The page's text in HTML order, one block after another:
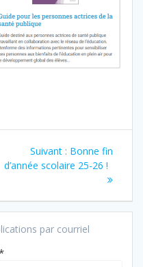
Suivant : Article
suivant
Bonne fin
d’année scolaire 25-26 !
par courriel